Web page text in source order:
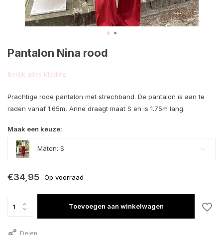
Pantalon Nina rood
Bekijk alles Kleding
Prachtige rode pantalon met strechband. De pantalon is aan te
raden vanaf 1.65m, Anne draagt maat S en is 1.75m lang.
Maak een keuze:
Maten: S
€34,95 Op voorraad
Toevoegen aan winkelwagen
Delen